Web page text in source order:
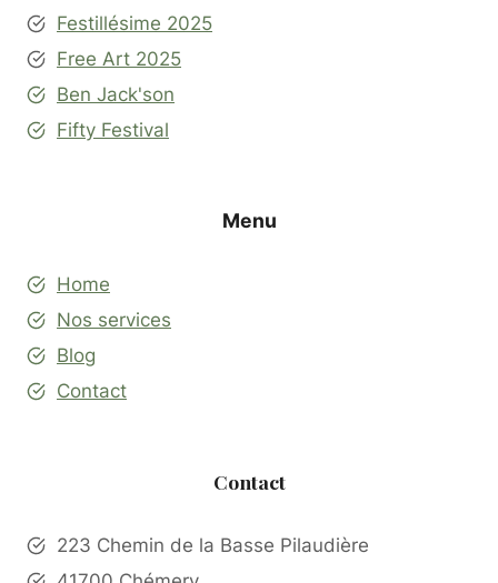
Festillésime 2025
Free Art 2025
Ben Jack'son
Fifty Festival
Menu
Home
Nos services
Blog
Contact
Contact
223 Chemin de la Basse Pilaudière